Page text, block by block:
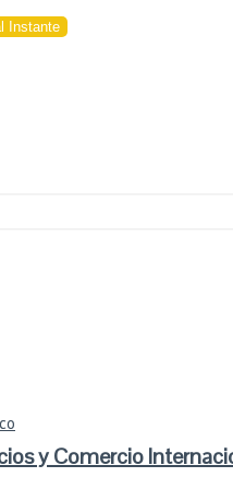
Instante
y Comercio